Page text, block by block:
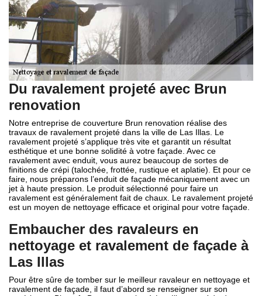
Du ravalement projeté avec Brun
renovation
Notre entreprise de couverture Brun renovation réalise des
travaux de ravalement projeté dans la ville de Las Illas. Le
ravalement projeté s’applique très vite et garantit un résultat
esthétique et une bonne solidité à votre façade. Avec ce
ravalement avec enduit, vous aurez beaucoup de sortes de
finitions de crépi (talochée, frottée, rustique et aplatie). Et pour ce
faire, nous préparons l’enduit de façade mécaniquement avec un
jet à haute pression. Le produit sélectionné pour faire un
ravalement est généralement fait de chaux. Le ravalement projeté
est un moyen de nettoyage efficace et original pour votre façade.
Embaucher des ravaleurs en
nettoyage et ravalement de façade à
Las Illas
Pour être sûre de tomber sur le meilleur ravaleur en nettoyage et
ravalement de façade, il faut d’abord se renseigner sur son